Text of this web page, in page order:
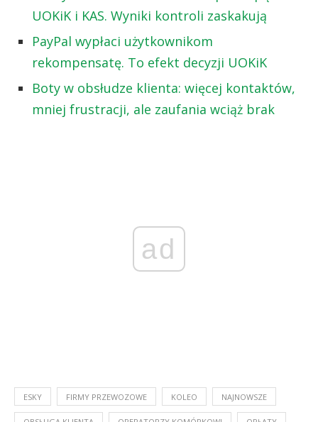
UOKiK i KAS. Wyniki kontroli zaskakują
PayPal wypłaci użytkownikom
rekompensatę. To efekt decyzji UOKiK
Boty w obsłudze klienta: więcej kontaktów,
mniej frustracji, ale zaufania wciąż brak
ad
ESKY FIRMY PRZEWOZOWE KOLEO NAJNOWSZE